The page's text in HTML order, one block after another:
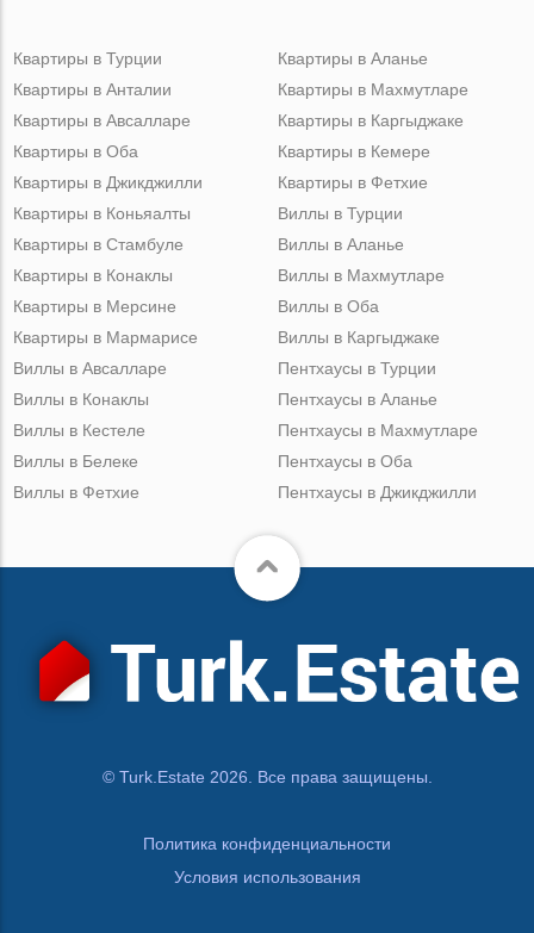
Квартиры в Турции
Квартиры в Анталии
Квартиры в Авсалларе
Квартиры в Оба
Квартиры в Джикджилли
Квартиры в Аланье
Квартиры в Махмутларе
Квартиры в Каргыджаке
Квартиры в Кемере
Квартиры в Фетхие
Квартиры в Коньяалты
Квартиры в Стамбуле
Квартиры в Конаклы
Квартиры в Мерсине
Квартиры в Мармарисе
Виллы в Турции
Виллы в Аланье
Виллы в Махмутларе
Виллы в Оба
Виллы в Каргыджаке
Виллы в Авсалларе
Виллы в Конаклы
Виллы в Кестеле
Виллы в Белеке
Виллы в Фетхие
Пентхаусы в Турции
Пентхаусы в Аланье
Пентхаусы в Махмутларе
Пентхаусы в Оба
Пентхаусы в Джикджилли
© Turk.Estate 2026. Все права защищены.
Политика конфиденциальности
Условия использования